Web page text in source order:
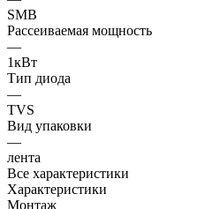
SMB
Рассеиваемая мощность
—
1кВт
Тип диода
—
TVS
Вид упаковки
—
лента
Все характеристики
Характеристики
Монтаж